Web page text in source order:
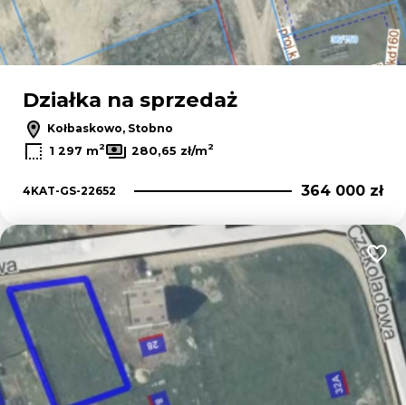
Działka na sprzedaż
Kołbaskowo, Stobno
1 297 m2 280,65 zł/m2
4KAT-GS-22652 364 000 zł